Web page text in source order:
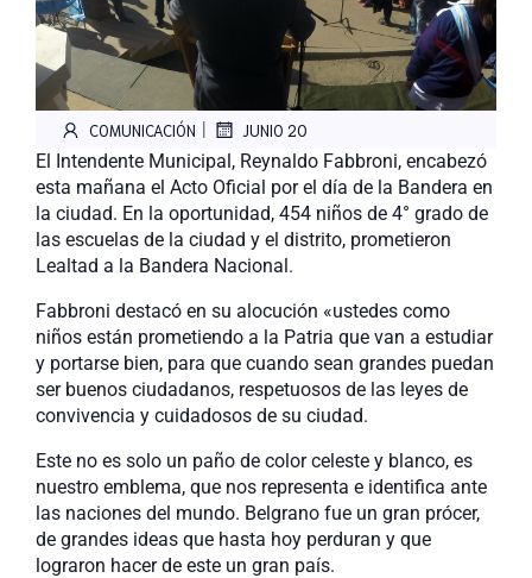
COMUNICACIÓN | JUNIO 20
El Intendente Municipal, Reynaldo Fabbroni, encabezó
esta mañana el Acto Oficial por el día de la Bandera en
la ciudad. En la oportunidad, 454 niños de 4° grado de
las escuelas de la ciudad y el distrito, prometieron
Lealtad a la Bandera Nacional.
Fabbroni destacó en su alocución «ustedes como
niños están prometiendo a la Patria que van a estudiar
y portarse bien, para que cuando sean grandes puedan
ser buenos ciudadanos, respetuosos de las leyes de
convivencia y cuidadosos de su ciudad.
Este no es solo un paño de color celeste y blanco, es
nuestro emblema, que nos representa e identifica ante
las naciones del mundo. Belgrano fue un gran prócer,
de grandes ideas que hasta hoy perduran y que
lograron hacer de este un gran país.